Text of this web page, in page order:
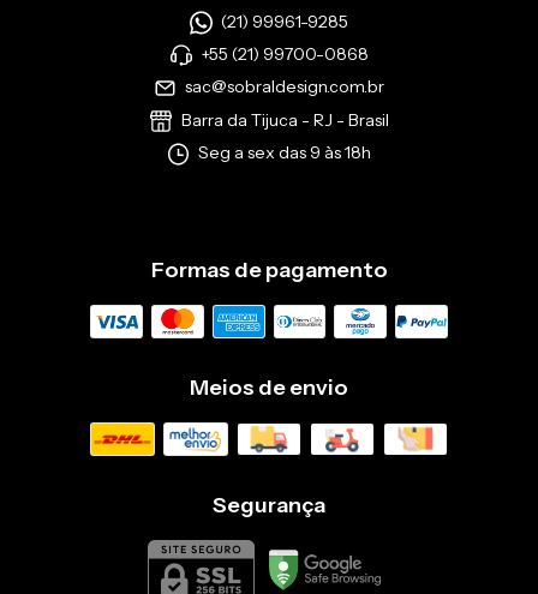
(21) 99961-9285
+55 (21) 99700-0868
sac@sobraldesign.com.br
Barra da Tijuca - RJ - Brasil
Seg a sex das 9 às 18h
Formas de pagamento
Meios de envio
Segurança